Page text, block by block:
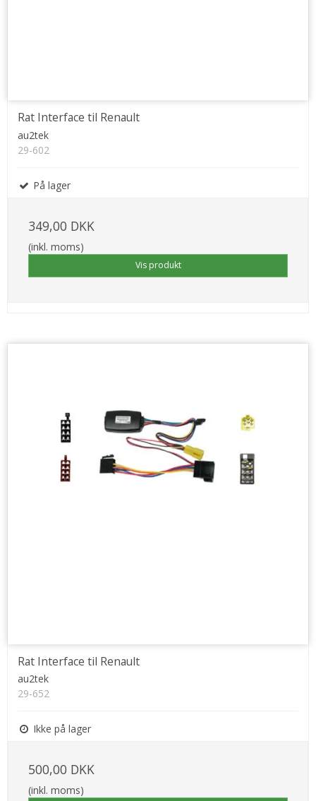
Rat Interface til Renault
au2tek
29-602
På lager
349,00 DKK
(inkl. moms)
Vis produkt
Rat Interface til Renault
au2tek
29-652
Ikke på lager
500,00 DKK
(inkl. moms)